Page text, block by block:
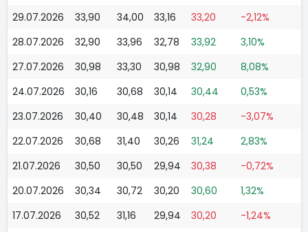
29.07.2026
33,90 34,00 33,16 33,20
-2,12%
28.07.2026
32,90 33,96 32,78 33,92
3,10%
27.07.2026
30,98 33,30 30,98 32,90
8,08%
24.07.2026
30,16 30,68 30,14 30,44
0,53%
23.07.2026
30,40 30,48 30,14 30,28
-3,07%
22.07.2026
30,68 31,40 30,26 31,24
2,83%
21.07.2026
30,50 30,50 29,94 30,38
-0,72%
20.07.2026
30,34 30,72 30,20 30,60
1,32%
17.07.2026
30,52 31,16 29,94 30,20
-1,24%